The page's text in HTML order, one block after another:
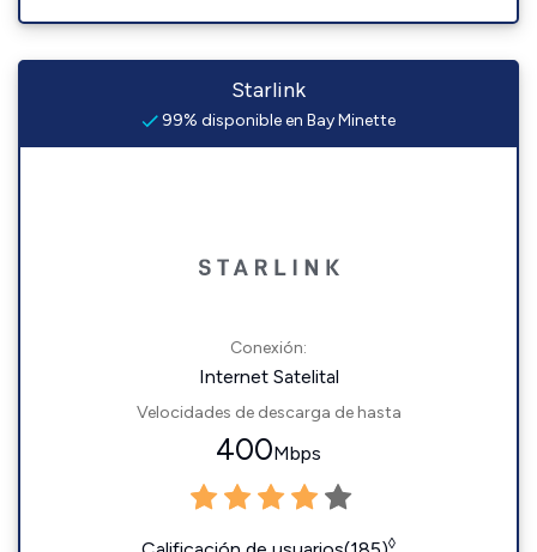
Starlink
99% disponible en Bay Minette
Conexión:
Internet Satelital
Velocidades de descarga de hasta
400Mbps
◊